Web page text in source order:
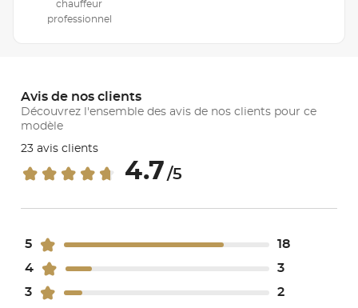
chauffeur
professionnel
Avis de nos clients
Découvrez l'ensemble des avis de nos clients pour ce
modèle
23 avis clients
4.7 /5
5
18
4
3
3
2